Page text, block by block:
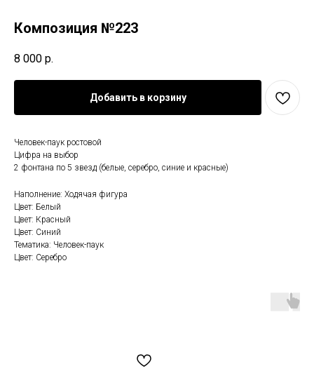
Композиция №223
8 000 р.
Добавить в корзину
Человек-паук ростовой
Цифра на выбор
2 фонтана по 5 звезд (белые, серебро, синие и красные)
Наполнение: Ходячая фигура
Цвет: Белый
Цвет: Красный
Цвет: Синий
Тематика: Человек-паук
Цвет: Серебро